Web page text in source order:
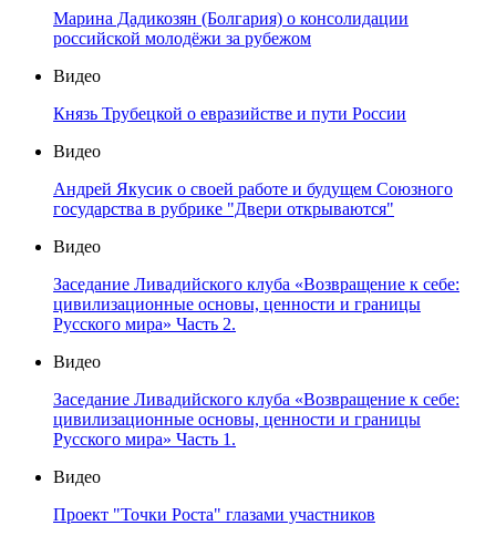
Марина Дадикозян (Болгария) о консолидации
российской молодёжи за рубежом
Видео
Князь Трубецкой о евразийстве и пути России
Видео
Андрей Якусик о своей работе и будущем Союзного
государства в рубрике "Двери открываются"
Видео
Заседание Ливадийского клуба «Возвращение к себе:
цивилизационные основы, ценности и границы
Русского мира» Часть 2.
Видео
Заседание Ливадийского клуба «Возвращение к себе:
цивилизационные основы, ценности и границы
Русского мира» Часть 1.
Видео
Проект "Точки Роста" глазами участников